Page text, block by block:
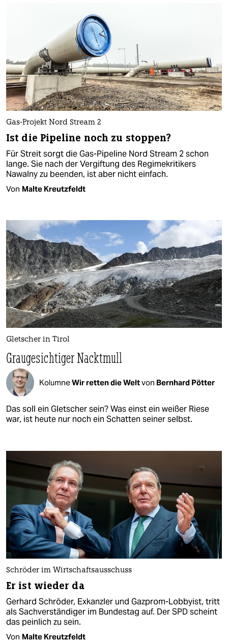
Gas-Projekt Nord Stream 2
Ist die Pipeline noch zu stoppen?
Für Streit sorgt die Gas-Pipeline Nord Stream 2 schon
lange. Sie nach der Vergiftung des Regimekritikers
Nawalny zu beenden, ist aber nicht einfach.
Von Malte Kreutzfeldt
Gletscher in Tirol
Graugesichtiger Nacktmull
KolumneWir retten die Weltvon Bernhard Pötter
Das soll ein Gletscher sein? Was einst ein weißer Riese
war, ist heute nur noch ein Schatten seiner selbst.
Schröder im Wirtschaftsausschuss
Er ist wieder da
Gerhard Schröder, Exkanzler und Gazprom-Lobbyist, tritt
als Sachverständiger im Bundestag auf. Der SPD scheint
das peinlich zu sein.
Von Malte Kreutzfeldt